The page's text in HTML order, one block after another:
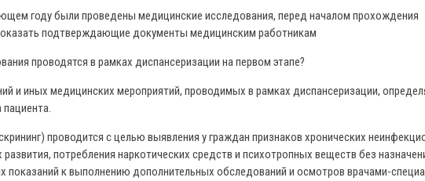
году были проведены медицинские исследования, перед началом прохождения
подтверждающие документы медицинским работникам
проводятся в рамках диспансеризации на первом этапе?
и иных медицинских мероприятий, проводимых в рамках диспансеризации,
проводится с целью выявления у граждан признаков хронических
потребления наркотических средств и психотропных веществ без
показаний к выполнению дополнительных обследований и осмотров врачами-